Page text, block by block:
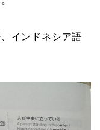
インドネシア語